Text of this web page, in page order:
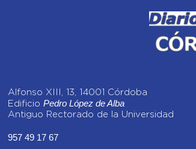
Alfonso XIII, 13, 14001 Córdoba
EdificioPedro López de Alba
Antiguo Rectorado de la Universidad
957 49 17 67